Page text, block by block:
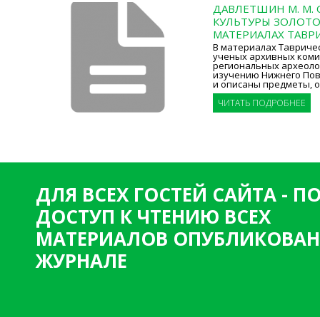
ДАВЛЕТШИН М. М.
КУЛЬТУРЫ
МАТЕРИАЛАХ
В материалах
ученых архивных
региональных
изучению Нижнего
и описаны предметы,
ЧИТАТЬ ПОДРОБНЕЕ
ДЛЯ ВСЕХ ГОСТЕЙ САЙТА -
ДОСТУП К ЧТЕНИЮ ВСЕХ
МАТЕРИАЛОВ
ЖУРНАЛЕ